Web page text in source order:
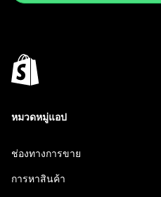
หมวดหมู่แอป
ช่องทางการขาย
การหาสินค้า